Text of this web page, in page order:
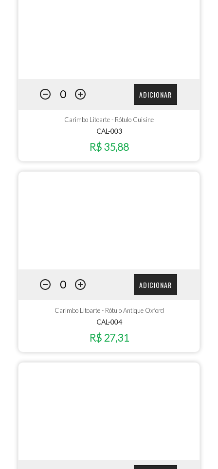
ADICIONAR
Carimbo Litoarte - Rótulo Cuisine
CAL-003
R$ 35,88
ADICIONAR
Carimbo Litoarte - Rótulo Antique Oxford
CAL-004
R$ 27,31